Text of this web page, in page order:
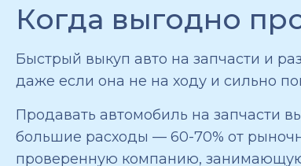
Когда выгодно
Быстрый выкуп авто на запчасти и
даже если она не на ходу и сильно
Продавать автомобиль на запчасти
большие расходы — 60-70% от
проверенную компанию,